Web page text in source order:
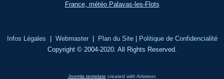
France, météo Palavas-les-Flots
Infos Légales Webmaster| Plan du Site|
Politique de Confidencialité
Copyright © 2004-2020. All Rights Reserved.
Joomla template created with Artisteer.